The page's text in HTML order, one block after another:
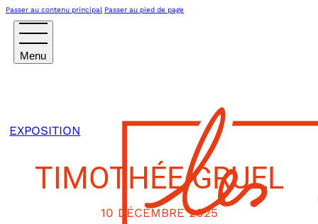
Passer au contenu principal Passer au pied de page
EXPOSITION
TIMOTHÉE GRUEL
10 DÉCEMBRE 2025